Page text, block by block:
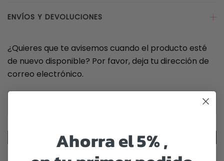
ENVÍOS Y DEVOLUCIONES
¿Quieres que te avisemos cuando el producto esté
de nuevo disponible? Por favor, deja tu dirección de
correo electrónico.
Notificarme cuando esté de nuevo disponible
Ahorra el 5% ,